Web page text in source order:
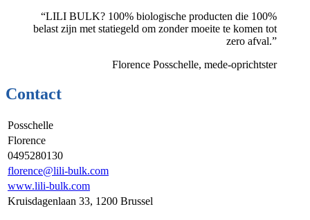
“LILI BULK? 100% biologische producten die 100%
belast zijn met statiegeld om zonder moeite te komen tot
zero afval.”
Florence Posschelle, mede-oprichtster
Contact
Posschelle
Florence
0495280130
florence@lili-bulk.com
www.lili-bulk.com
Kruisdagenlaan 33, 1200 Brussel